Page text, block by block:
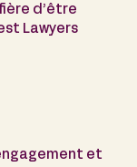
d’être
Lawyers
et